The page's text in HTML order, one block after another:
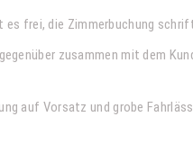
es frei, die Zimmerbuchung
zusammen mit dem
auf Vorsatz und grobe